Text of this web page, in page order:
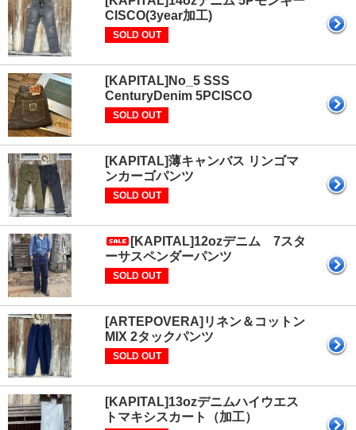
CISCO(3year加工)
SOLD OUT
[KAPITAL]No_5 SSS
CenturyDenim 5PCISCO
SOLD OUT
[KAPITAL]薄キャンバス リンゴマ
ンカーゴパンツ
SOLD OUT
[KAPITAL]12ozデニム 7スタ
ーサスペンダーパンツ
SOLD OUT
[ARTEPOVERA]リネン＆コットン
MIX 2タックパンツ
SOLD OUT
[KAPITAL]13ozデニムハイウエス
トマキシスカート（加工）